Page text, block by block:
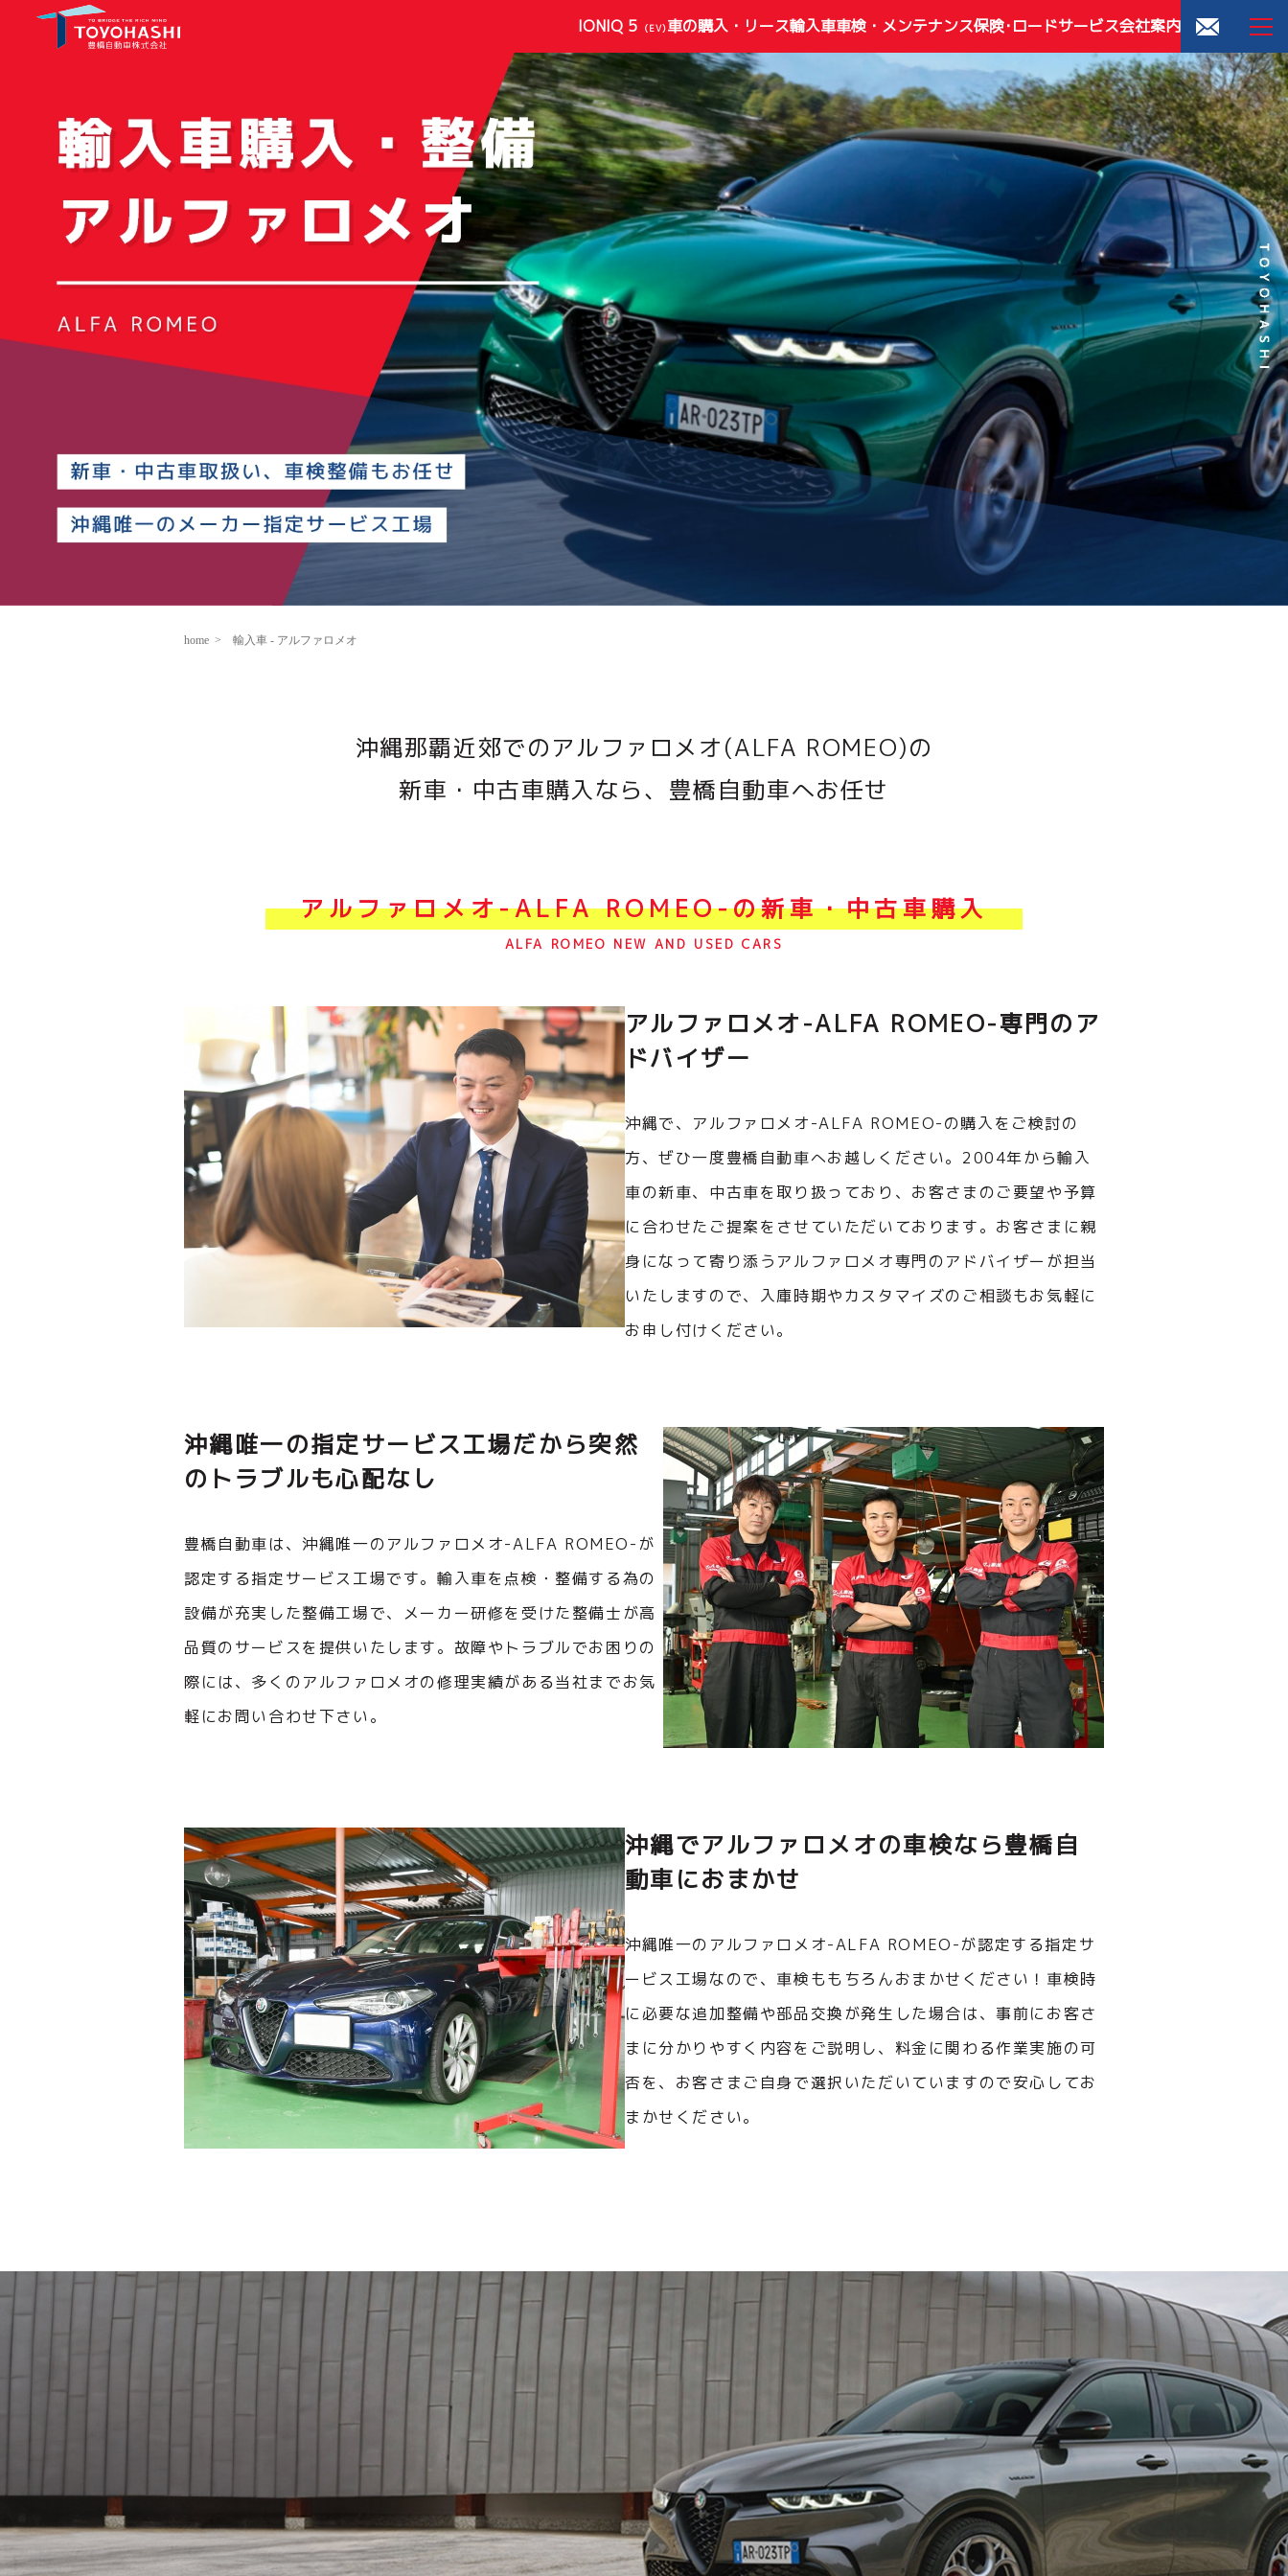
IONIQ 5 (EV)車の購入・リース輸入車車検・メンテナンス保険･ロードサービス会社案内
home 輸入車 - アルファロメオ
沖縄那覇近郊でのアルファロメオ(ALFA ROMEO)の
新車・中古車購入なら、豊橋自動車へお任せ
アルファロメオ-ALFA ROMEO-の新車・中古車購入
ALFA ROMEO NEW AND USED CARS
アルファロメオ-ALFA ROMEO-専門のア
ドバイザー
沖縄で、アルファロメオ-ALFA ROMEO-の購入をご検討の
方、ぜひ一度豊橋自動車へお越しください。2004年から輸入
車の新車、中古車を取り扱っており、お客さまのご要望や予算
に合わせたご提案をさせていただいております。お客さまに親
身になって寄り添うアルファロメオ専門のアドバイザーが担当
いたしますので、入庫時期やカスタマイズのご相談もお気軽に
お申し付けください。
沖縄唯一の指定サービス工場だから突然
のトラブルも心配なし
豊橋自動車は、沖縄唯一のアルファロメオ-ALFA ROMEO-が
認定する指定サービス工場です。輸入車を点検・整備する為の
設備が充実した整備工場で、メーカー研修を受けた整備士が高
品質のサービスを提供いたします。故障やトラブルでお困りの
際には、多くのアルファロメオの修理実績がある当社までお気
軽にお問い合わせ下さい。
沖縄でアルファロメオの車検なら豊橋自
動車におまかせ
沖縄唯一のアルファロメオ-ALFA ROMEO-が認定する指定サ
ービス工場なので、車検ももちろんおまかせください！車検時
に必要な追加整備や部品交換が発生した場合は、事前にお客さ
まに分かりやすく内容をご説明し、料金に関わる作業実施の可
否を、お客さまご自身で選択いただいていますので安心してお
まかせください。